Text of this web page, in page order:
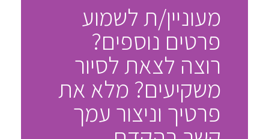
מעוניין/ת לשמוע
פרטים נוספים?
רוצה לצאת לסיור
משקיעים? מלא את
פרטיך וניצור עמך